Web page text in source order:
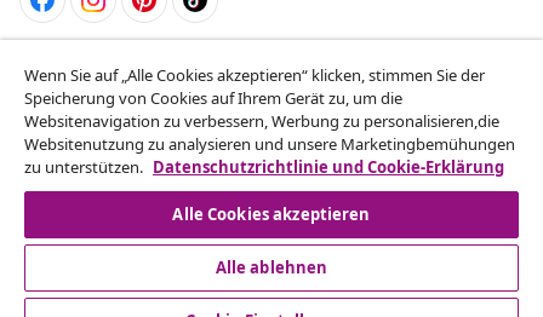
Vom Vertrag zurücktreten
Reiche einen Widerrufsantrag für deine Bestellung
ein.
Vom Vertrag zurücktreten
Kundenservice
Wenn Sie auf „Alle Cookies akzeptieren“ klicken, stimmen Sie der
Speicherung von Cookies auf Ihrem Gerät zu, um die
Websitenavigation zu verbessern, Werbung zu personalisieren,die
Websitenutzung zu analysieren und unsere Marketingbemühungen
zu unterstützen. Datenschutzrichtlinie und Cookie-Erklärung
Alle Cookies akzeptieren
Alle ablehnen